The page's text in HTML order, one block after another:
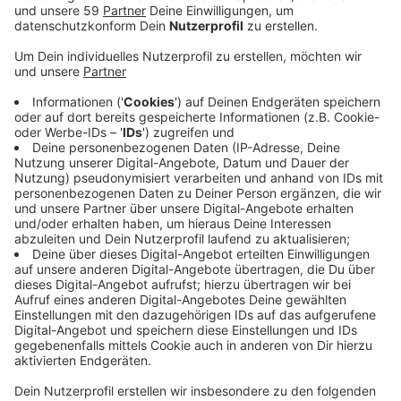
Ich liebe Musik, ich rede sowieso immer viel zu viel, also
Nach der Sendung:
Trinke ich ein kühles Bier auf meinem Balkon
Dein Lebensmotto:
Ach verdammt, ich wusste ich habe was vergessen
Mein größter Wunsch:
Robert Redford treffen und dann heiraten
Was nervt mich besonders?:
Unehrlichkeit. Wenn Leute mit zweierlei Maß messen.
Kaputte Kaffeemaschinen, Heidi Klum und schlechte
Coverversionen